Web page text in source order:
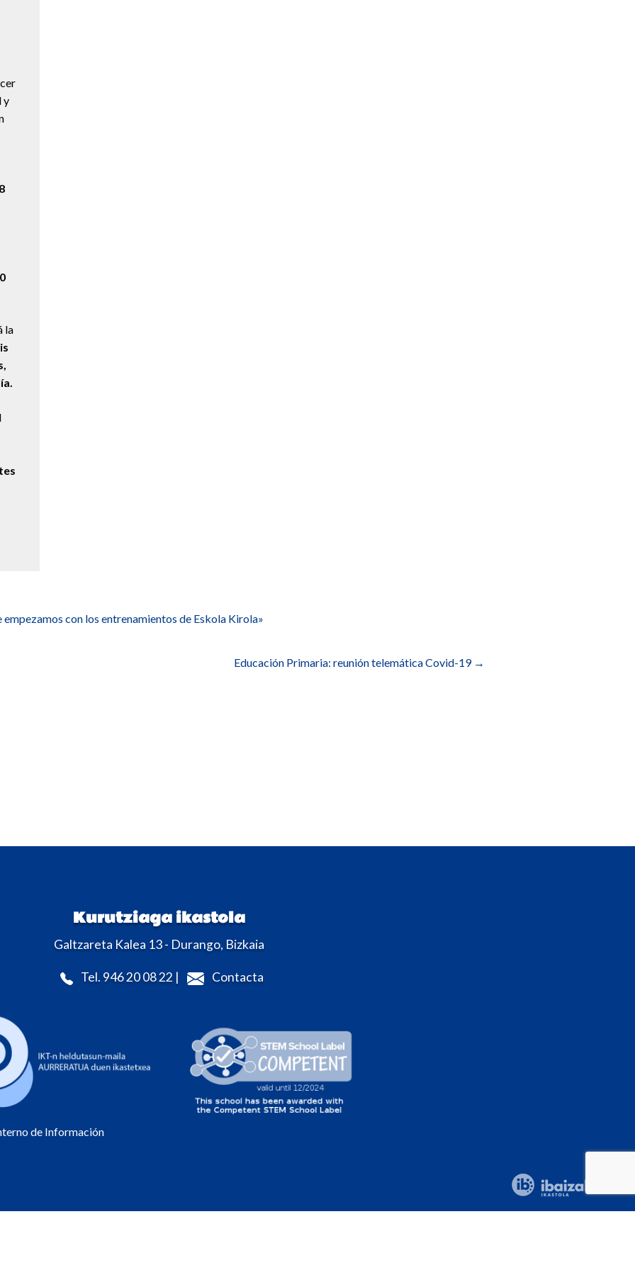
y
la
con los entrenamientos de Eskola Kirola»
Educación Primaria: reunión telemática Covid-19 →
Kurutziaga ikastola
Galtzareta Kalea 13 - Durango, Bizkaia
Tel. 946 20 08 22 | Contacta
de Información